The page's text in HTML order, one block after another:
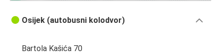
Osijek (autobusni kolodvor)
Bartola Kašića 70